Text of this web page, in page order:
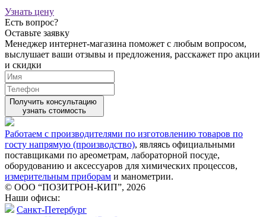
Узнать цену
Есть вопрос?
Оставьте заявку
Менеджер интернет-магазина поможет с любым вопросом,
выслушает ваши отзывы и предложения, расскажет про акции
и скидки
Получить консультацию
узнать стоимость
Работаем с производителями по изготовлению товаров по
госту напрямую (производство), являясь официальными
поставщиками по ареометрам, лабораторной посуде,
оборудованию и аксессуаров для химических процессов,
измерительным приборам и манометрии.
© ООО “ПОЗИТРОН-КИП”, 2026
Наши офисы:
Санкт-Петербург